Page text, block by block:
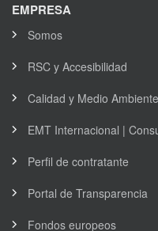
EMPRESA
Somos
RSC y Accesibilidad
Calidad y Medio Ambiente
EMT Internacional |
Perfil de contratante
Portal de Transparencia
Fondos europeos